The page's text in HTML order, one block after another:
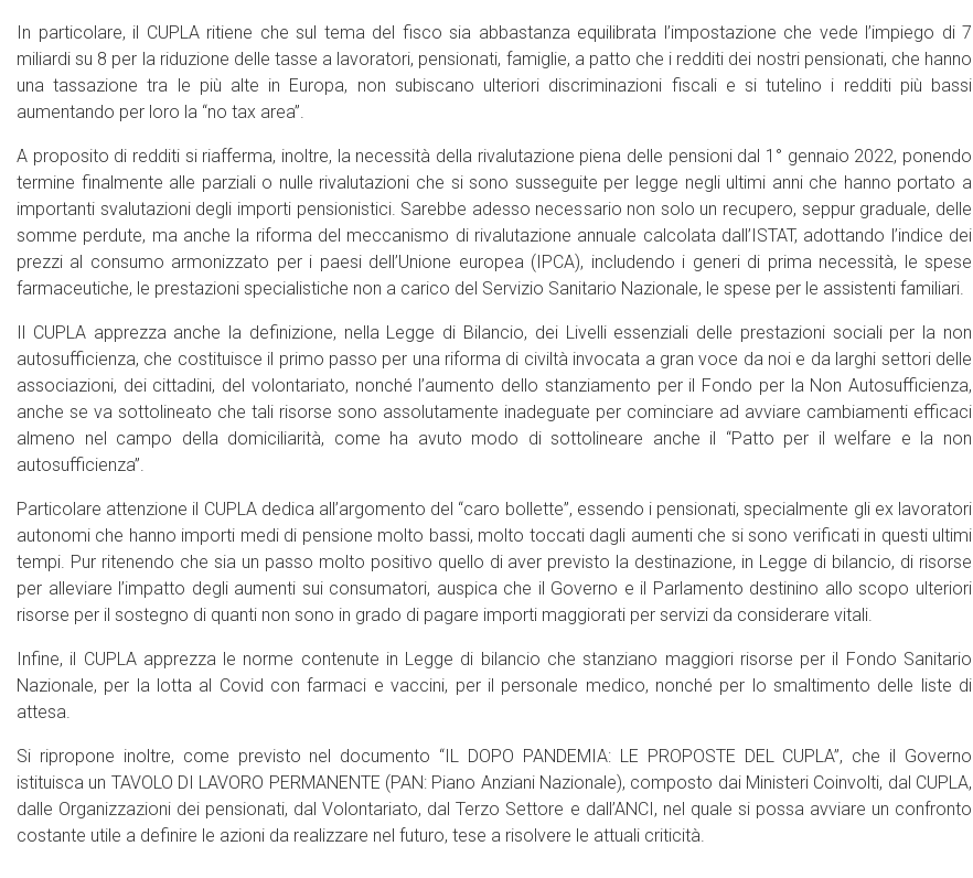
In particolare, il CUPLA ritiene che sul tema del fisco sia abbastanza equilibrata l’impostazione che vede l’impiego di 7
miliardi su 8 per la riduzione delle tasse a lavoratori, pensionati, famiglie, a patto che i redditi dei nostri pensionati, che hanno
una tassazione tra le più alte in Europa, non subiscano ulteriori discriminazioni fiscali e si tutelino i redditi più bassi
aumentando per loro la “no tax area”.
A proposito di redditi si riafferma, inoltre, la necessità della rivalutazione piena delle pensioni dal 1° gennaio 2022, ponendo
termine finalmente alle parziali o nulle rivalutazioni che si sono susseguite per legge negli ultimi anni che hanno portato a
importanti svalutazioni degli importi pensionistici. Sarebbe adesso necessario non solo un recupero, seppur graduale, delle
somme perdute, ma anche la riforma del meccanismo di rivalutazione annuale calcolata dall’ISTAT, adottando l’indice dei
prezzi al consumo armonizzato per i paesi dell’Unione europea (IPCA), includendo i generi di prima necessità, le spese
farmaceutiche, le prestazioni specialistiche non a carico del Servizio Sanitario Nazionale, le spese per le assistenti familiari.
Il CUPLA apprezza anche la definizione, nella Legge di Bilancio, dei Livelli essenziali delle prestazioni sociali per la non
autosufficienza, che costituisce il primo passo per una riforma di civiltà invocata a gran voce da noi e da larghi settori delle
associazioni, dei cittadini, del volontariato, nonché l’aumento dello stanziamento per il Fondo per la Non Autosufficienza,
anche se va sottolineato che tali risorse sono assolutamente inadeguate per cominciare ad avviare cambiamenti efficaci
almeno nel campo della domiciliarità, come ha avuto modo di sottolineare anche il “Patto per il welfare e la non
autosufficienza”.
Particolare attenzione il CUPLA dedica all’argomento del “caro bollette”, essendo i pensionati, specialmente gli ex lavoratori
autonomi che hanno importi medi di pensione molto bassi, molto toccati dagli aumenti che si sono verificati in questi ultimi
tempi. Pur ritenendo che sia un passo molto positivo quello di aver previsto la destinazione, in Legge di bilancio, di risorse
per alleviare l’impatto degli aumenti sui consumatori, auspica che il Governo e il Parlamento destinino allo scopo ulteriori
risorse per il sostegno di quanti non sono in grado di pagare importi maggiorati per servizi da considerare vitali.
Infine, il CUPLA apprezza le norme contenute in Legge di bilancio che stanziano maggiori risorse per il Fondo Sanitario
Nazionale, per la lotta al Covid con farmaci e vaccini, per il personale medico, nonché per lo smaltimento delle liste di
attesa.
Si ripropone inoltre, come previsto nel documento “IL DOPO PANDEMIA: LE PROPOSTE DEL CUPLA”, che il Governo
istituisca un TAVOLO DI LAVORO PERMANENTE (PAN: Piano Anziani Nazionale), composto dai Ministeri Coinvolti, dal CUPLA,
dalle Organizzazioni dei pensionati, dal Volontariato, dal Terzo Settore e dall’ANCI, nel quale si possa avviare un confronto
costante utile a definire le azioni da realizzare nel futuro, tese a risolvere le attuali criticità.